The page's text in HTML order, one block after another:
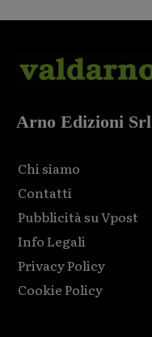
Arno Edizioni Srl
Chi siamo
Contatti
Pubblicità su Vpost
Info Legali
Privacy Policy
Cookie Policy